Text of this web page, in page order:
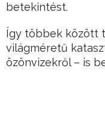
betekintést.
Így többek között
világméretű
özönvizekről – is